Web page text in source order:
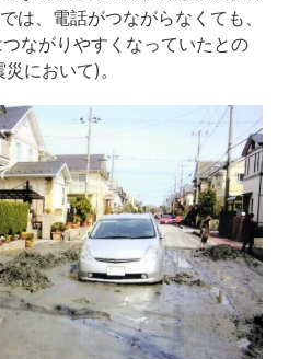
は、電話がつながらなくても、
ながりやすくなっていたとの
において)。